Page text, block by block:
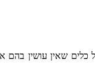
שאין עושין בהם